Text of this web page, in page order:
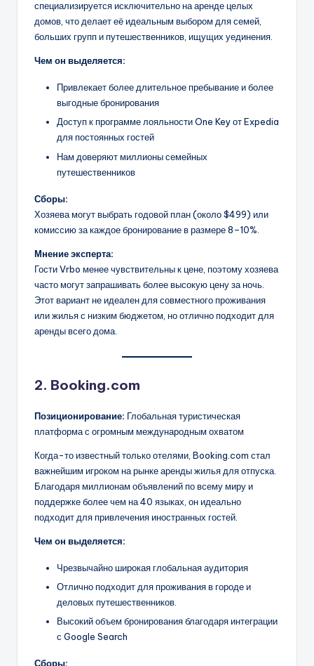
специализируется исключительно на аренде целых
домов, что делает её идеальным выбором для семей,
больших групп и путешественников, ищущих уединения.
Чем он выделяется:
Привлекает более длительное пребывание и более
выгодные бронирования
Доступ к программе лояльности One Key от Expedia
для постоянных гостей
Нам доверяют миллионы семейных
путешественников
Сборы:
Хозяева могут выбрать годовой план (около $499) или
комиссию за каждое бронирование в размере 8–10%.
Мнение эксперта:
Гости Vrbo менее чувствительны к цене, поэтому хозяева
часто могут запрашивать более высокую цену за ночь.
Этот вариант не идеален для совместного проживания
или жилья с низким бюджетом, но отлично подходит для
аренды всего дома.
2. Booking.com
Позиционирование: Глобальная туристическая
платформа с огромным международным охватом
Когда-то известный только отелями, Booking.com стал
важнейшим игроком на рынке аренды жилья для отпуска.
Благодаря миллионам объявлений по всему миру и
поддержке более чем на 40 языках, он идеально
подходит для привлечения иностранных гостей.
Чем он выделяется:
Чрезвычайно широкая глобальная аудитория
Отлично подходит для проживания в городе и
деловых путешественников.
Высокий объем бронирования благодаря интеграции
с Google Search
Сборы: